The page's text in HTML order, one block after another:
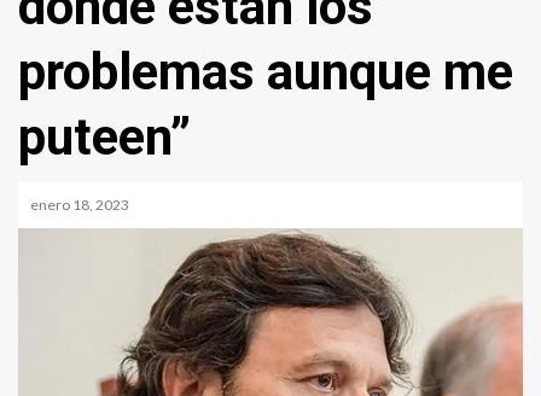
problemas aunque me
puteen”
enero 18, 2023